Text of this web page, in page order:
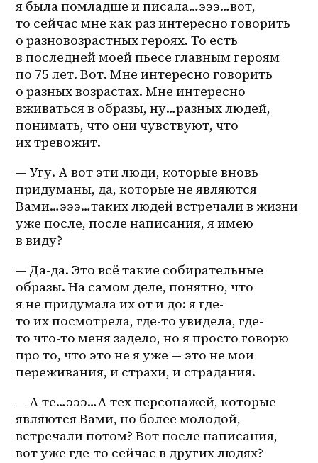
я была помладше и писала…эээ…вот,
то сейчас мне как раз интересно говорить
о разновозрастных героях. То есть
в последней моей пьесе главным героям
по 75 лет. Вот. Мне интересно говорить
о разных возрастах. Мне интересно
вживаться в образы, ну…разных людей,
понимать, что они чувствуют, что
их тревожит.
— Угу. А вот эти люди, которые вновь
придуманы, да, которые не являются
Вами…эээ…таких людей встречали в жизни
уже после, после написания, я имею
в виду?
— Да-да. Это всё такие собирательные
образы. На самом деле, понятно, что
я не придумала их от и до: я где-
то их посмотрела, где-то увидела, где-
то что-то меня задело, но я просто говорю
про то, что это не я уже — это не мои
переживания, и страхи, и страдания.
— А те…эээ…А тех персонажей, которые
являются Вами, но более молодой,
встречали потом? Вот после написания,
вот уже где-то сейчас в других людях?